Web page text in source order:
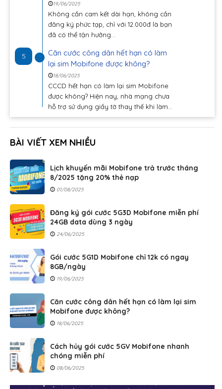
19/06/2025
Không cần cam kết dài hạn, không cần
đăng ký phức tạp, chỉ với 12.000đ là bạn
đã có thể tận hưởng...
5
Căn cước công dân hết hạn có làm
lại sim Mobifone được không?
18/06/2025
CCCD hết hạn có làm lại sim Mobifone
được không? Hiện nay, nhà mạng chưa
hỗ trợ sử dụng giấy tờ thay thế khi làm...
BÀI VIẾT XEM NHIỀU
Lịch khuyến mãi Mobifone trả trước tháng
8/2025 tặng 20% thẻ nạp
01/08/2025
Đăng ký gói cước 5G3D Mobifone miễn phí
24GB data dùng 3 ngày
24/06/2025
Gói cước 5G1D Mobifone chỉ 12k có ngay
8GB/ngày
19/06/2025
Căn cước công dân hết hạn có làm lại sim
Mobifone được không?
18/06/2025
Cách hủy gói cước 5GV Mobifone nhanh
chóng miễn phí
08/06/2025